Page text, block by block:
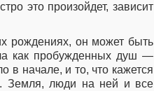
это произойдет, зависит
рождениях, он может быть
как пробужденных душ —
в начале, и то, что кажется
Земля, люди на ней и все